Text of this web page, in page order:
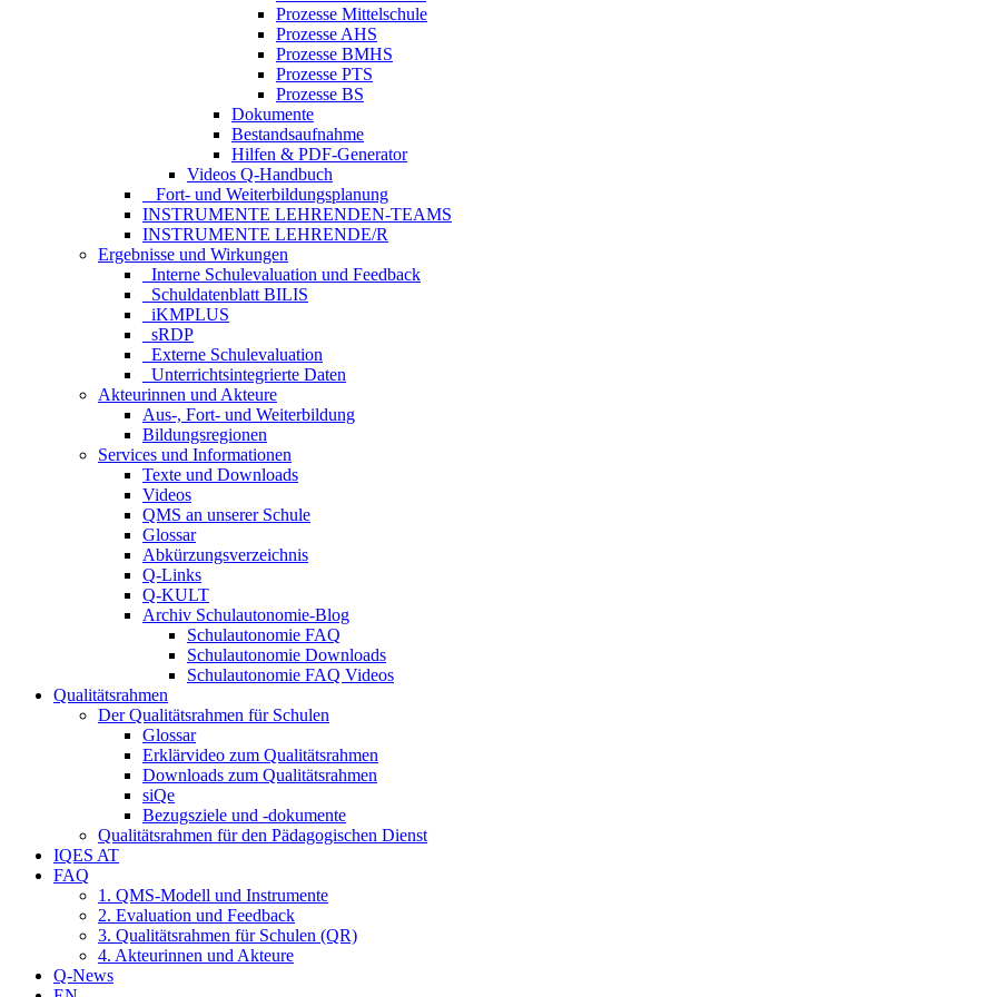
Prozesse Mittelschule
Prozesse AHS
Prozesse BMHS
Prozesse PTS
Prozesse BS
Dokumente
Bestandsaufnahme
Hilfen & PDF-Generator
Videos Q-Handbuch
_ Fort- und Weiterbildungsplanung
INSTRUMENTE LEHRENDEN-TEAMS
INSTRUMENTE LEHRENDE/R
Ergebnisse und Wirkungen
_Interne Schulevaluation und Feedback
_Schuldatenblatt BILIS
_iKMPLUS
_sRDP
_Externe Schulevaluation
_Unterrichtsintegrierte Daten
Akteurinnen und Akteure
Aus-, Fort- und Weiterbildung
Bildungsregionen
Services und Informationen
Texte und Downloads
Videos
QMS an unserer Schule
Glossar
Abkürzungsverzeichnis
Q-Links
Q-KULT
Archiv Schulautonomie-Blog
Schulautonomie FAQ
Schulautonomie Downloads
Schulautonomie FAQ Videos
Qualitätsrahmen
Der Qualitätsrahmen für Schulen
Glossar
Erklärvideo zum Qualitätsrahmen
Downloads zum Qualitätsrahmen
siQe
Bezugsziele und -dokumente
Qualitätsrahmen für den Pädagogischen Dienst
IQES AT
FAQ
1. QMS-Modell und Instrumente
2. Evaluation und Feedback
3. Qualitätsrahmen für Schulen (QR)
4. Akteurinnen und Akteure
Q-News